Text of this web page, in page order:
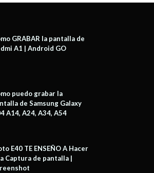
GRABAR la pantalla de
A1 | Android GO
puedo grabar la
de Samsung Galaxy
A14, A24, A34, A54
E40 TE ENSEÑO A Hacer
Captura de pantalla |